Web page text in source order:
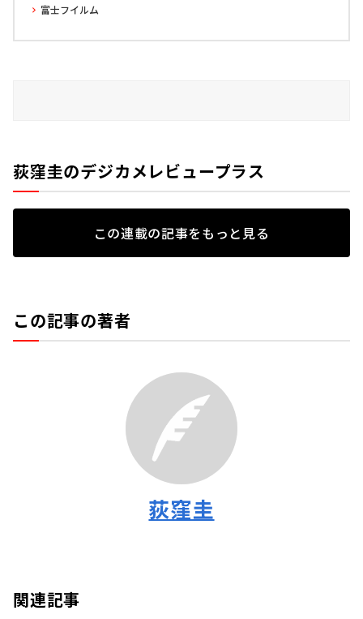
富士フイルム
荻窪圭のデジカメレビュープラス
この連載の記事をもっと見る
この記事の著者
荻窪圭
関連記事